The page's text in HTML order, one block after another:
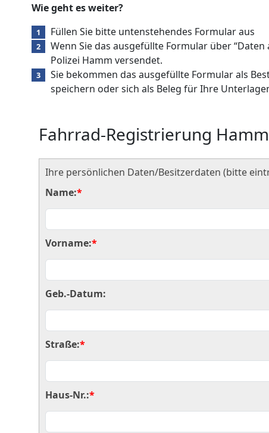
Wie geht es weiter?
Füllen Sie bitte untenstehendes Formular aus
Wenn Sie das ausgefüllte Formular über
Polizei Hamm versendet.
Sie bekommen das ausgefüllte Formular als
speichern oder sich als Beleg für Ihre
Fahrrad-Registrierung Hamm
Ihre persönlichen Daten/Besitzerdaten (bitte
Name:*
Vorname:*
Geb.-Datum:
Straße:*
Haus-Nr.:*